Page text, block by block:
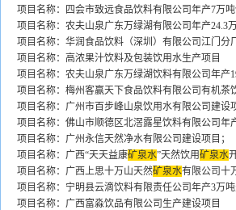
项目名称：四会市致远食品饮料有限公司年产7万吨
项目名称：农夫山泉广东万绿湖有限公司年产24.3
项目名称：华润食品饮料（深圳）有限公司江门分
项目名称：高浓果汁饮料及包装饮用水生产项目
项目名称：农夫山泉广东万绿湖饮料有限公司年产
项目名称：梅州客赢天下食品饮料有限公司有机茶
项目名称：广州市百步峰山泉饮用水有限公司建设
项目名称：佛山市顺德区北滘露星饮料有限公司年
项目名称：广州永信天然净水有限公司建设项目；
项目名称：广西“天天益康矿泉水”天然饮用矿泉水
项目名称：广西上思十万山天然矿泉水有限公司十
项目名称：宁明县云滴饮料有限责任公司年产3万
项目名称：广西富淼饮品有限公司生产建设项目